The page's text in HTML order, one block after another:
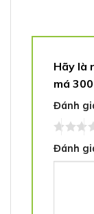
Hãy là
má
Đánh
Đánh